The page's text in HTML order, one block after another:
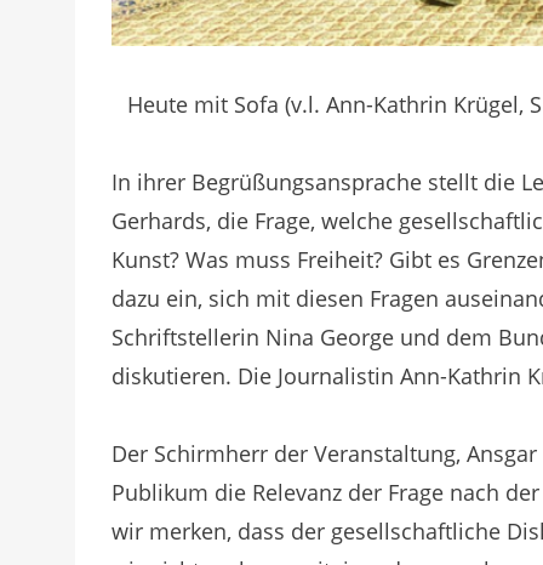
Heute mit Sofa (v.l. Ann-Kathrin Krügel,
In ihrer Begrüßungsansprache stellt die
Gerhards, die Frage, welche
Kunst? Was muss Freiheit? Gibt es
dazu ein, sich mit diesen Fragen
Schriftstellerin Nina George und dem
diskutieren. Die Journalistin Ann-Kathrin
Der Schirmherr der Veranstaltung,
Publikum die Relevanz der Frage nach
wir merken, dass der gesellschaftliche